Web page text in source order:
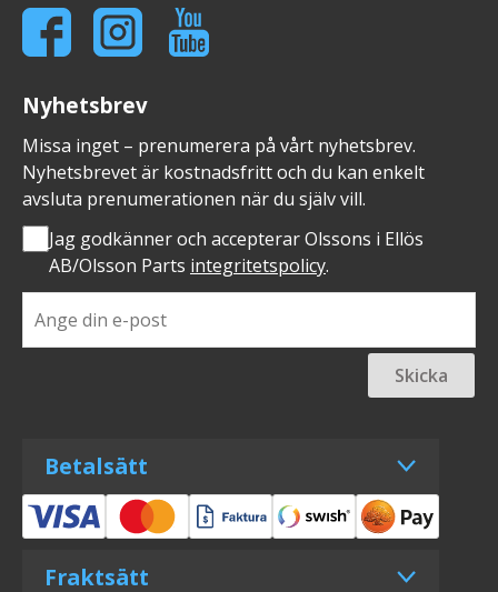
Nyhetsbrev
Missa inget – prenumerera på vårt nyhetsbrev.
Nyhetsbrevet är kostnadsfritt och du kan enkelt
avsluta prenumerationen när du själv vill.
Jag godkänner och accepterar Olssons i Ellös
AB/Olsson Parts integritetspolicy.
Skicka
Betalsätt
Fraktsätt